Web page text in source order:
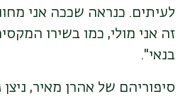
לעיתים. כנראה שככה אני
זה אני מולי, כמו בשירו
בנאי".
סיפוריהם של אהרן מאיר, ניצן